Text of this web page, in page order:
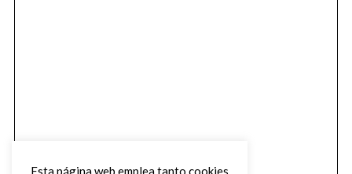
Esta página web emplea tanto cookies